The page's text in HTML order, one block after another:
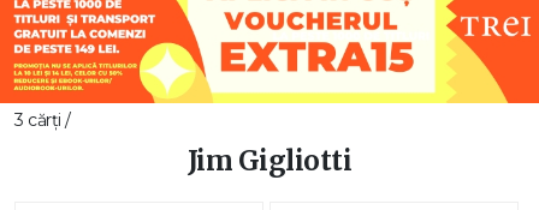
3 cărți /
Jim Gigliotti